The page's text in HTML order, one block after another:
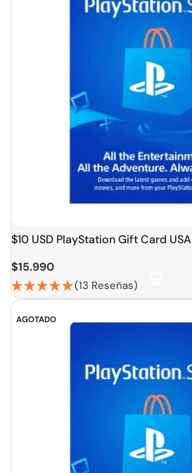
$10 USD PlayStation Gift Card USA
$15.990
(13 Reseñas)
AGOTADO